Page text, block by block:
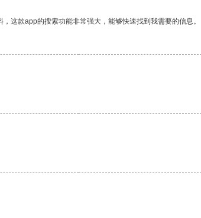
这款app的搜索功能非常强大，能够快速找到我需要的信息。